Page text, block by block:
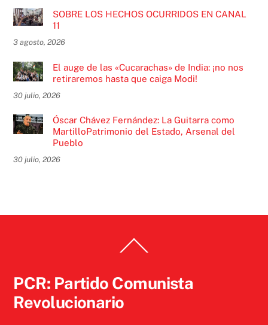
SOBRE LOS HECHOS OCURRIDOS EN CANAL
11
3 agosto, 2026
El auge de las «Cucarachas» de India: ¡no nos
retiraremos hasta que caiga Modi!
30 julio, 2026
Óscar Chávez Fernández: La Guitarra como
MartilloPatrimonio del Estado, Arsenal del
Pueblo
30 julio, 2026
To
PCR: Partido Comunista
Revolucionario